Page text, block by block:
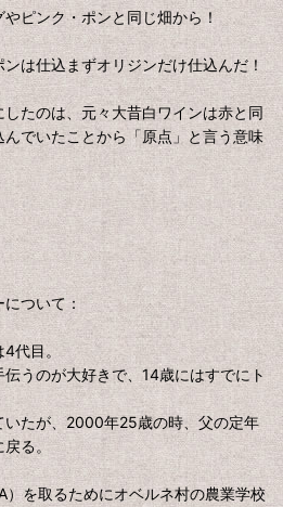
ピンク・ポンと同じ畑から！
は仕込まずオリジンだけ仕込んだ！
たのは、元々大昔白ワインは赤と同
でいたことから「原点」と言う意味
ついて：
4代目。
うのが大好きで、14歳にはすでにト
いたが、2000年25歳の時、父の定年
る。
）を取るためにオベルネ村の農業学校